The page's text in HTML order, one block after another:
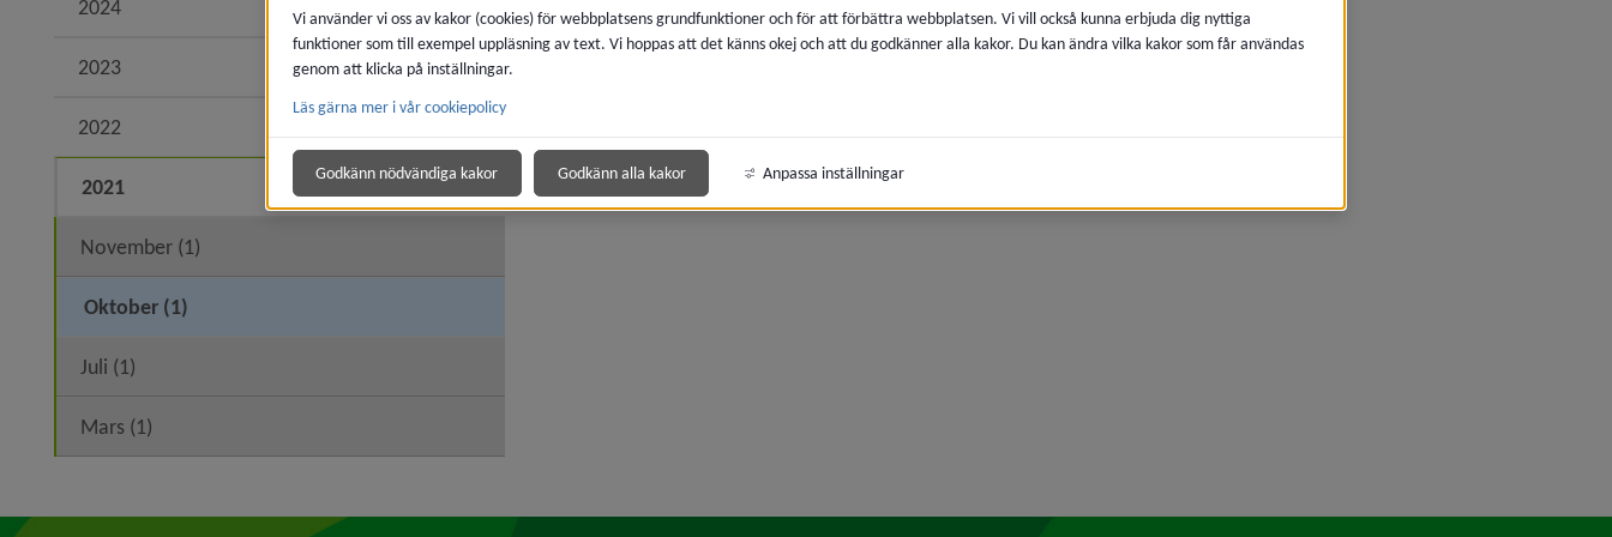
2024 Expandera
2023 Expandera
2022
2021 Expandera
November (1)
Oktober (1)
Juli (1)
Mars (1)
Vi använder vi oss av kakor (cookies) för webbplatsens grundfunktioner och för att förbättra webbplatsen. Vi vill också kunna erbjuda dig nyttiga
funktioner som till exempel uppläsning av text. Vi hoppas att det känns okej och att du godkänner alla kakor. Du kan ändra vilka kakor som får användas
genom att klicka på inställningar.
Läs gärna mer i vår cookiepolicy
Godkänn nödvändiga kakor Godkänn alla kakor Anpassa inställningar